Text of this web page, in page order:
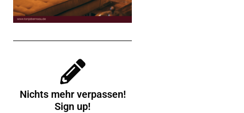
Nichts mehr verpassen!
Sign up!